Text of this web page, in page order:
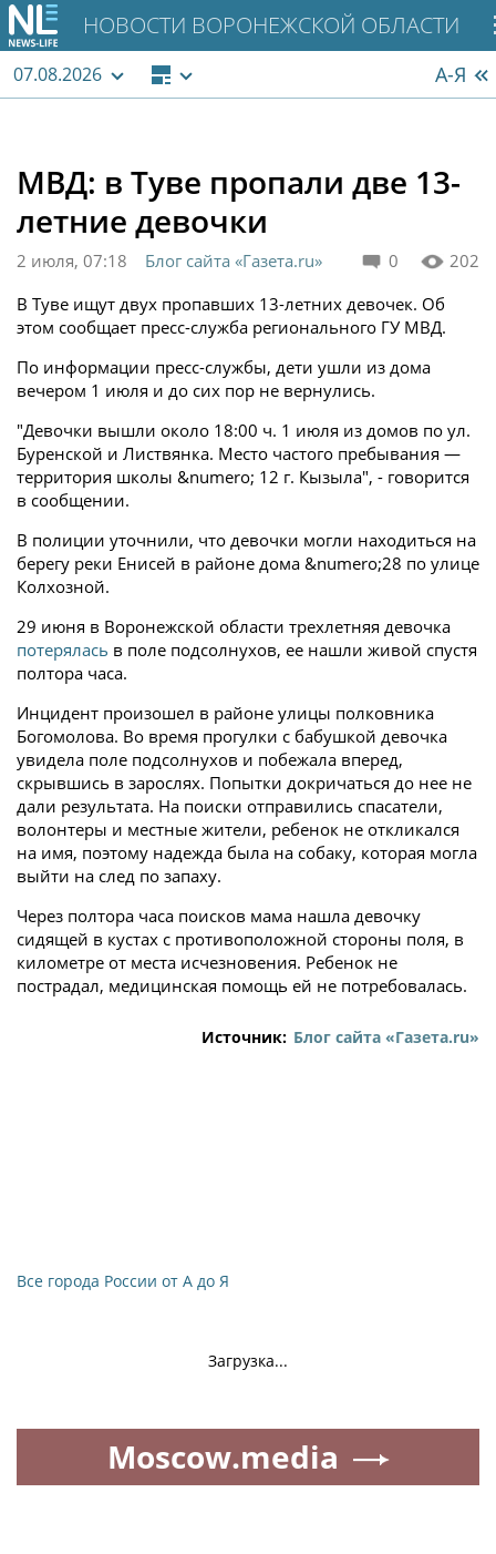
НОВОСТИ ВОРОНЕЖСКОЙ ОБЛАСТИ
07.08.2026 А-Я
МВД: в Туве пропали две 13-
летние девочки
0 202
2 июля, 07:18
Блог сайта «Газета.ru»
В Туве ищут двух пропавших 13-летних девочек. Об
этом сообщает пресс-служба регионального ГУ МВД.
По информации пресс-службы, дети ушли из дома
вечером 1 июля и до сих пор не вернулись.
"Девочки вышли около 18:00 ч. 1 июля из домов по ул.
Буренской и Листвянка. Место частого пребывания —
территория школы &numero; 12 г. Кызыла", - говорится
в сообщении.
В полиции уточнили, что девочки могли находиться на
берегу реки Енисей в районе дома &numero;28 по улице
Колхозной.
29 июня в Воронежской области трехлетняя девочка
потерялась в поле подсолнухов, ее нашли живой спустя
полтора часа.
Инцидент произошел в районе улицы полковника
Богомолова. Во время прогулки с бабушкой девочка
увидела поле подсолнухов и побежала вперед,
скрывшись в зарослях. Попытки докричаться до нее не
дали результата. На поиски отправились спасатели,
волонтеры и местные жители, ребенок не откликался
на имя, поэтому надежда была на собаку, которая могла
выйти на след по запаху.
Через полтора часа поисков мама нашла девочку
сидящей в кустах с противоположной стороны поля, в
километре от места исчезновения. Ребенок не
пострадал, медицинская помощь ей не потребовалась.
Источник: Блог сайта «Газета.ru»
Все города России от А до Я
Загрузка...
Moscow.media